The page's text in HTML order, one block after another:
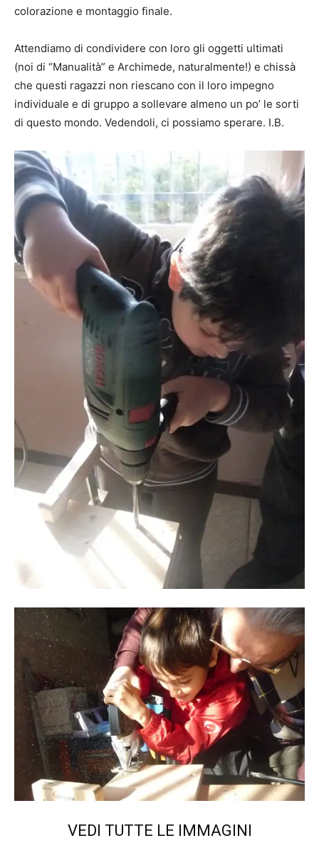
colorazione e montaggio finale.
Attendiamo di condividere con loro gli oggetti ultimati
(noi di “Manualità” e Archimede, naturalmente!) e chissà
che questi ragazzi non riescano con il loro impegno
individuale e di gruppo a sollevare almeno un po’ le sorti
di questo mondo. Vedendoli, ci possiamo sperare. I.B.
VEDI TUTTE LE IMMAGINI